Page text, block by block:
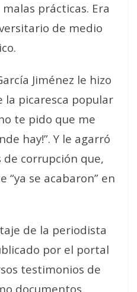
prácticas. Era
de medio
Jiménez le hizo
la picaresca popular
te pido que me
hay!”. Y le agarró
de corrupción que,
“ya se acabaron” en
de la periodista
por el portal
testimonios de
documentos